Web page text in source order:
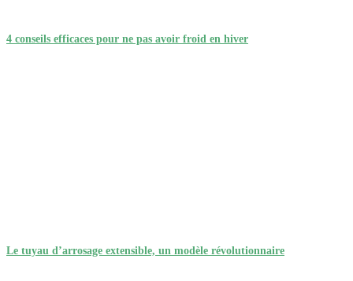
4 conseils efficaces pour ne pas avoir froid en hiver
Le tuyau d’arrosage extensible, un modèle révolutionnaire